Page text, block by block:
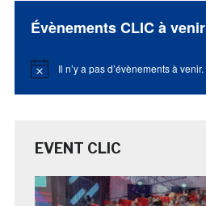
Évènements CLIC à venir
Notice Il n’y a pas d’évènements à venir.
EVENT CLIC